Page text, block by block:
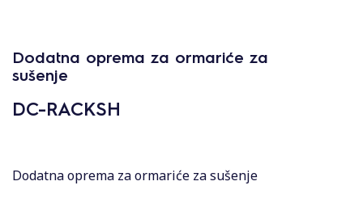
Dodatna oprema za ormariće za
sušenje
DC-RACKSH
Dodatna oprema za ormariće za sušenje